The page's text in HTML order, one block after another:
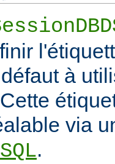
à
via
.